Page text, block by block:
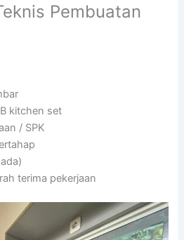
Pembuatan
kitchen set
/ SPK
terima pekerjaan